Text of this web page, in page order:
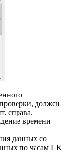
должен
справа.
времени
данных со
по часам ПК